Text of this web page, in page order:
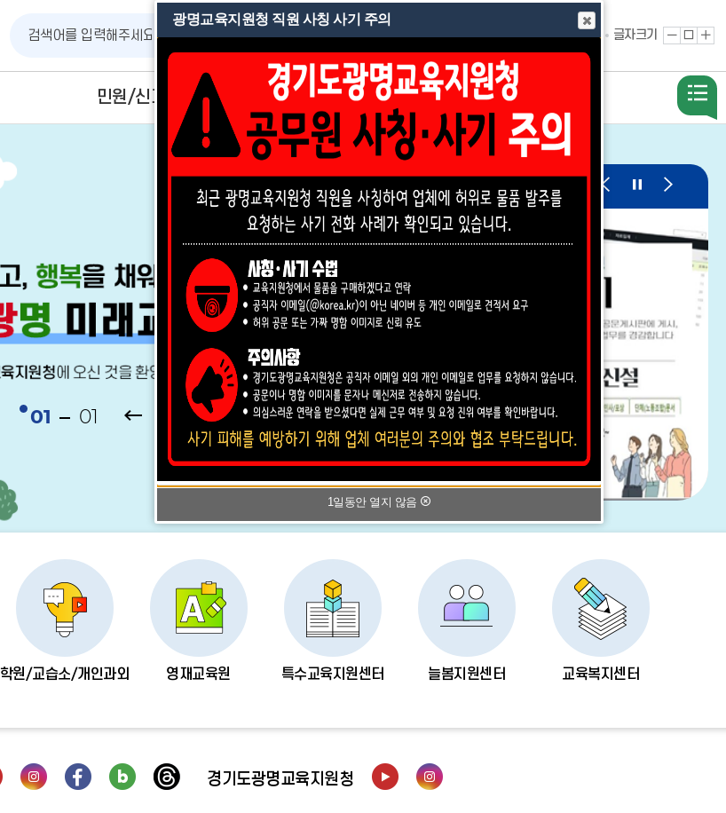
검
홈 로그인 사이트맵 글자크기
글
축
원
대
로
글
확
대
민원/신고 정보공개 교육지원청안내
01 01 비
얼
전
주
지
비
주
얼
다
음
알림판
02 03 팝
업
존
이
전
팝
업
정
지
팝
업
다
음
학원/교습소/개인과외 영재교육원 특수교육지원센터 늘봄지원센터 교육복지센터
경기도광명교육지원청
광명교육지원청 직원 사칭 사기 주의
1일동안 열지 않음